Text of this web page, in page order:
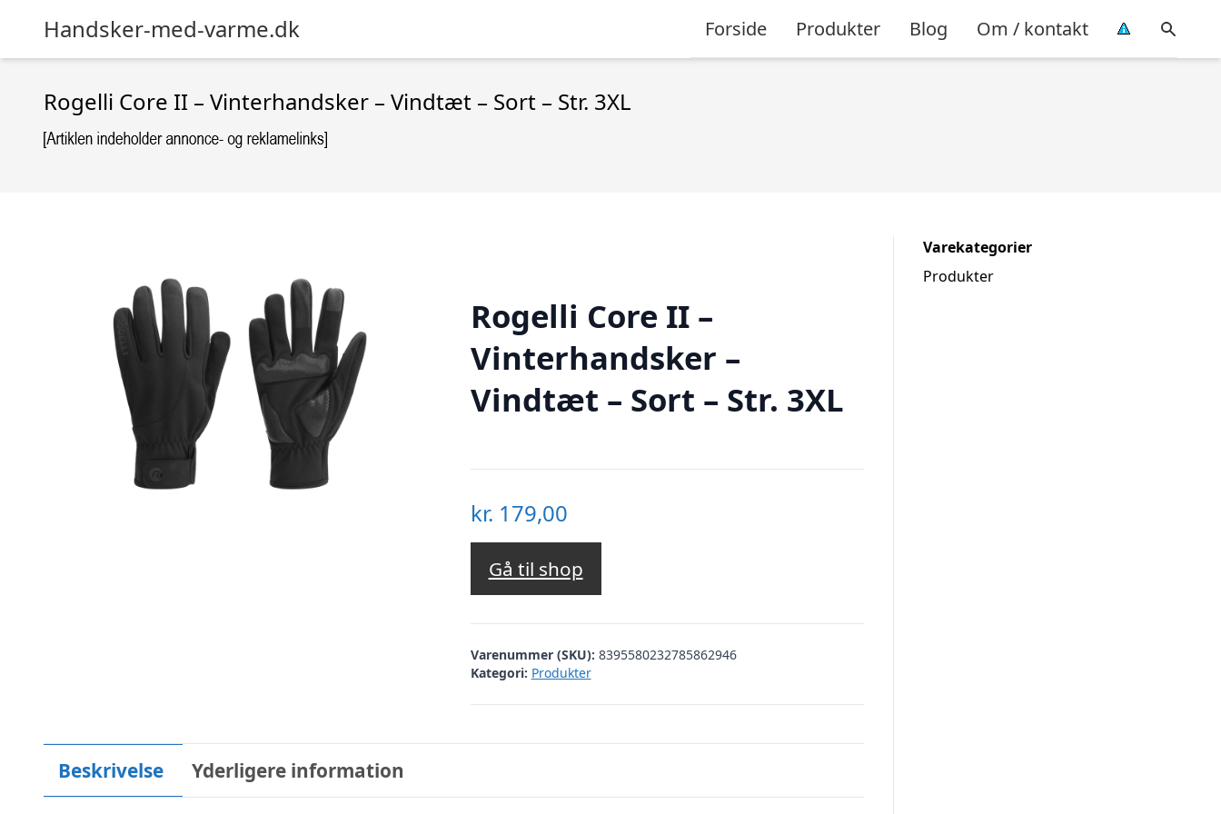
Handsker-med-varme.dk Forside Produkter Blog Om / kontakt
Rogelli Core II – Vinterhandsker – Vindtæt – Sort – Str. 3XL
Rogelli Core II –
Vinterhandsker –
Vindtæt – Sort – Str. 3XL
kr. 179,00
Gå til shop
Varenummer (SKU): 8395580232785862946
Kategori: Produkter
Beskrivelse Yderligere information
Varekategorier
Produkter